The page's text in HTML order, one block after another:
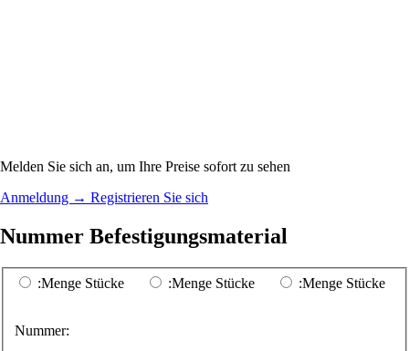
Melden Sie sich an, um Ihre Preise sofort zu sehen
Anmeldung → Registrieren Sie sich
Nummer Befestigungsmaterial
:Menge Stücke :Menge Stücke :Menge Stücke
Nummer: